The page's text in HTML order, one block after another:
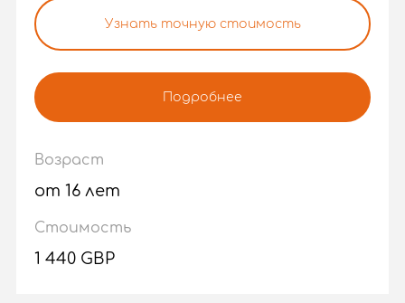
Узнать точную стоимость
Подробнее
Возраст
от 16 лет
Стоимость
1 440 GBP